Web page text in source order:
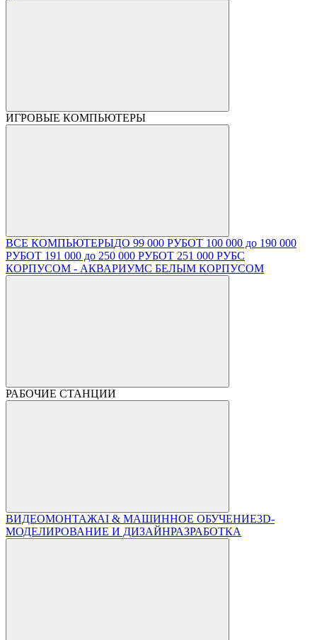
ИГРОВЫЕ КОМПЬЮТЕРЫ
ВСЕ КОМПЬЮТЕРЫДО 99 000 РУБОТ 100 000 до 190 000
РУБОТ 191 000 до 250 000 РУБОТ 251 000 РУБС
КОРПУСОМ - АКВАРИУМС БЕЛЫМ КОРПУСОМ
РАБОЧИЕ СТАНЦИИ
ВИДЕОМОНТАЖAI & МАШИННОЕ ОБУЧЕНИЕ3D-
МОДЕЛИРОВАНИЕ И ДИЗАЙНРАЗРАБОТКА